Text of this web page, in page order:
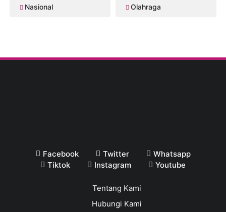
Nasional Olahraga
Facebook Twitter
Whatsapp
Tiktok
Instagram Youtube
Tentang Kami
Hubungi Kami